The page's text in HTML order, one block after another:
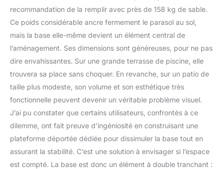
jamais refuser
d'accepter.
recommandation de la remplir avec près de 158 kg de sable.
Ce poids considérable ancre fermement le parasol au sol,
mais la base elle-même devient un élément central de
l’aménagement. Ses dimensions sont généreuses, pour ne pas
dire envahissantes. Sur une grande terrasse de piscine, elle
trouvera sa place sans choquer. En revanche, sur un patio de
taille plus modeste, son volume et son esthétique très
fonctionnelle peuvent devenir un véritable problème visuel.
J’ai pu constater que certains utilisateurs, confrontés à ce
dilemme, ont fait preuve d’ingéniosité en construisant une
plateforme déportée dédiée pour dissimuler la base tout en
assurant la stabilité. C’est une solution à envisager si l’espace
est compté. La base est donc un élément à double tranchant :